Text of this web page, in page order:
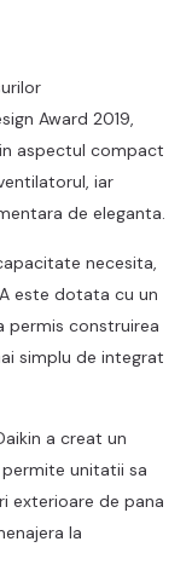
Award 2019,
aspectul compact
iar
de eleganta.
necesita,
este dotata cu un
permis construirea
simplu de integrat
a creat un
unitatii sa
exterioare de pana
la